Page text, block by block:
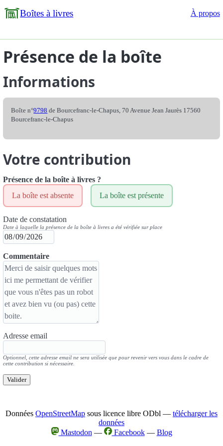
Boîtes à livres À propos
Présence de la boîte
Informations
Boîte n°9798 de Bourcefranc-le-Chapus, 70 Avenue Jean Jaurès 17560
Bourcefranc-le-Chapus
Votre contribution
Présence de la boîte à livres ?
La boîte est absente
La boîte est présente
Date de constatation
Date à laquelle la présence de la boîte à livres a été vérifiée sur place
Commentaire
Adresse email
Optionnel, cette adresse email ne sera utilisée que pour revenir vers vous dans le cadre de
cette contribution si nécessaire.
Valider
Données OpenStreetMap sous licence libre ODbl — télécharger les
données
Mastodon — Facebook— Blog